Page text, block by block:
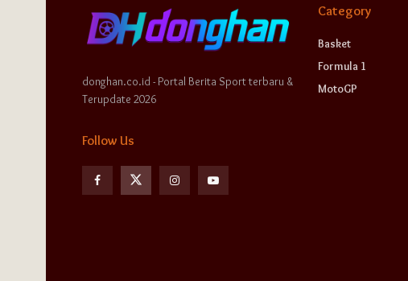
donghan.co.id - Portal Berita Sport terbaru &
Terupdate 2026
Follow Us
Category
Basket
Formula 1
MotoGP